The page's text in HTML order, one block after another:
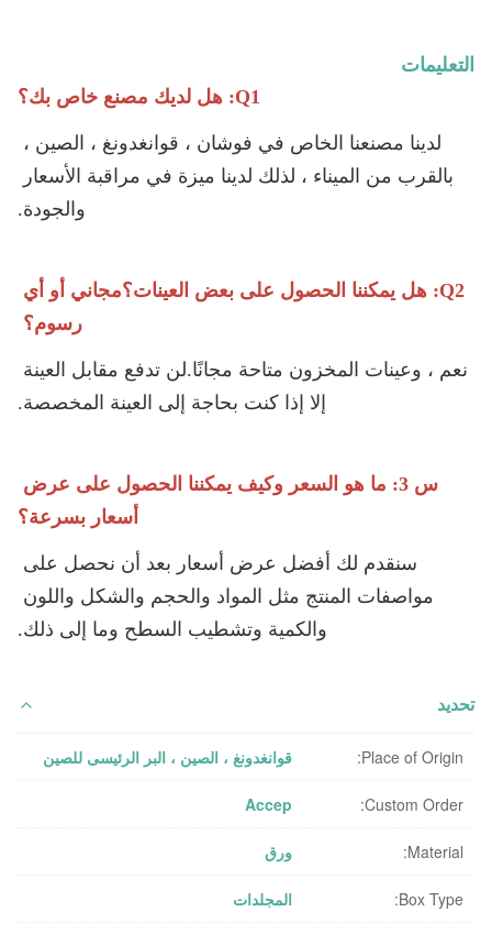
التعليمات
Q1: هل لديك مصنع خاص بك؟
والجودة.
رسوم؟
إلا إذا كنت بحاجة إلى العينة المخصصة.
أسعار بسرعة؟
والكمية وتشطيب السطح وما إلى ذلك.
تحديد
Place of Origin: قوانغدونغ ، الصين ، البر الرئيسى للصين
Custom Order:
Accep
Material: ورق
Box Type: المجلدات